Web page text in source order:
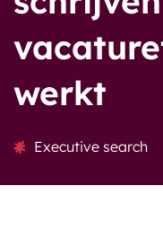
werkt
Executive search
Onze klanten
Blog